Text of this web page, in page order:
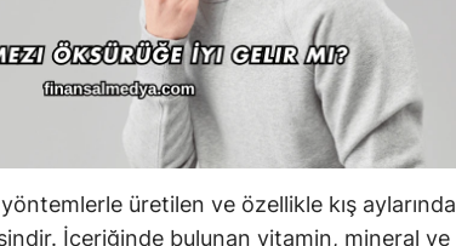
üretilen ve özellikle kış aylarında
İçeriğinde bulunan vitamin, mineral ve